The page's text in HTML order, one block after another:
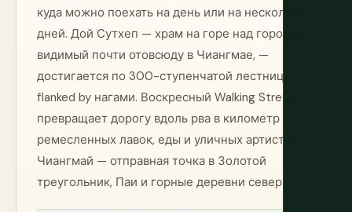
куда можно поехать на день или на несколько
дней. Дой Сутхеп — храм на горе над городом,
видимый почти отовсюду в Чиангмае, —
достигается по 300-ступенчатой лестнице,
flanked by нагами. Воскресный Walking Street
превращает дорогу вдоль рва в километр
ремесленных лавок, еды и уличных артистов.
Чиангмай — отправная точка в Золотой
треугольник, Паи и горные деревни севера.